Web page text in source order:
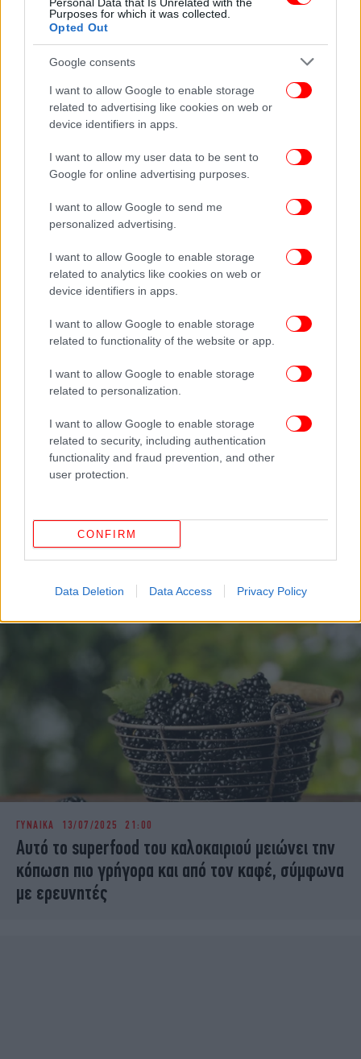
Purposes for which it was collected.
Opted Out
Google consents
I want to allow Google to enable storage
related to advertising like cookies on web or
device identifiers in apps.
I want to allow my user data to be sent to
Google for online advertising purposes.
I want to allow Google to send me
personalized advertising.
I want to allow Google to enable storage
related to analytics like cookies on web or
device identifiers in apps.
I want to allow Google to enable storage
related to functionality of the website or app.
I want to allow Google to enable storage
related to personalization.
I want to allow Google to enable storage
related to security, including authentication
functionality and fraud prevention, and other
user protection.
CONFIRM
Data Deletion Data Access Privacy Policy
08/10/2025 12:24
αίματος που θα εντοπίζει το σύνδρομο της
χρόνιας κόπωσης
24/08/2025 10:26
Οι τροφές που μπορεί να προκαλούν συνεχές
ΓΥΝΑΙΚΑ 13/07/2025 21:00
Αυτό το superfood του καλοκαιριού μειώνει την
κόπωση πιο γρήγορα και από τον καφέ, σύμφωνα
με ερευνητές